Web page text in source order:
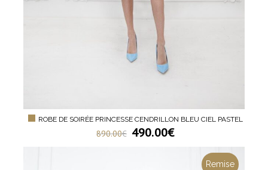
ROBE DE SOIRÉE PRINCESSE CENDRILLON BLEU CIEL PASTEL
890.00€ 490.00€
Remise